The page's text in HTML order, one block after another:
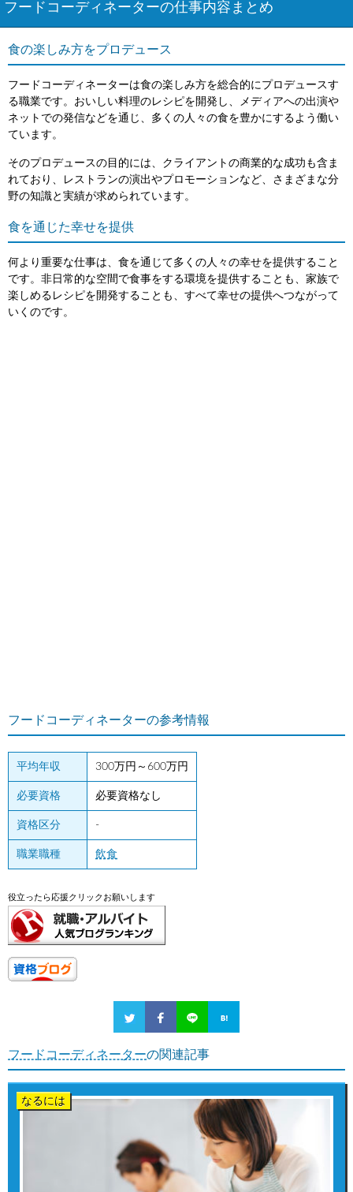
フードコーディネーターの仕事内容まとめ
食の楽しみ方をプロデュース
フードコーディネーターは食の楽しみ方を総合的にプロデュースす
る職業です。おいしい料理のレシピを開発し、メディアへの出演や
ネットでの発信などを通じ、多くの人々の食を豊かにするよう働い
ています。
そのプロデュースの目的には、クライアントの商業的な成功も含ま
れており、レストランの演出やプロモーションなど、さまざまな分
野の知識と実績が求められています。
食を通じた幸せを提供
何より重要な仕事は、食を通じて多くの人々の幸せを提供すること
です。非日常的な空間で食事をする環境を提供することも、家族で
楽しめるレシピを開発することも、すべて幸せの提供へつながって
いくのです。
フードコーディネーターの参考情報
平均年収 300万円～600万円
必要資格 必要資格なし
資格区分 -
職業職種 飲食
役立ったら応援クリックお願いします
フードコーディネーターの関連記事
なるには